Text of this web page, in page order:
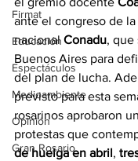
Firmat
Educación
Espectáculos
Medioambiente
Opinión
Gran Rosario
ante el congreso de
nacional Conadu, que
Buenos Aires para
del plan de lucha.
previsto para esta
rosarinos aprobaron
protestas que
de huelga en abril,